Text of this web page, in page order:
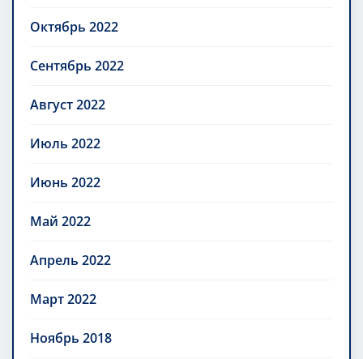
Октябрь 2022
Сентябрь 2022
Август 2022
Июль 2022
Июнь 2022
Май 2022
Апрель 2022
Март 2022
Ноябрь 2018